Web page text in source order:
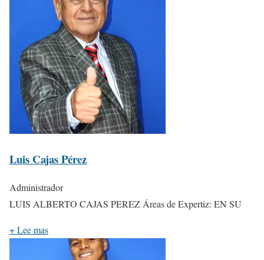
Luis Cajas Pérez
Administrador
LUIS ALBERTO CAJAS PEREZ Áreas de Expertiz: EN SU
+Lee mas